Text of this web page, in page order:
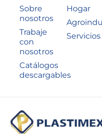
Sobre
nosotros
Trabaje
con
nosotros
Catálogos
descargables
Hogar
Servicios